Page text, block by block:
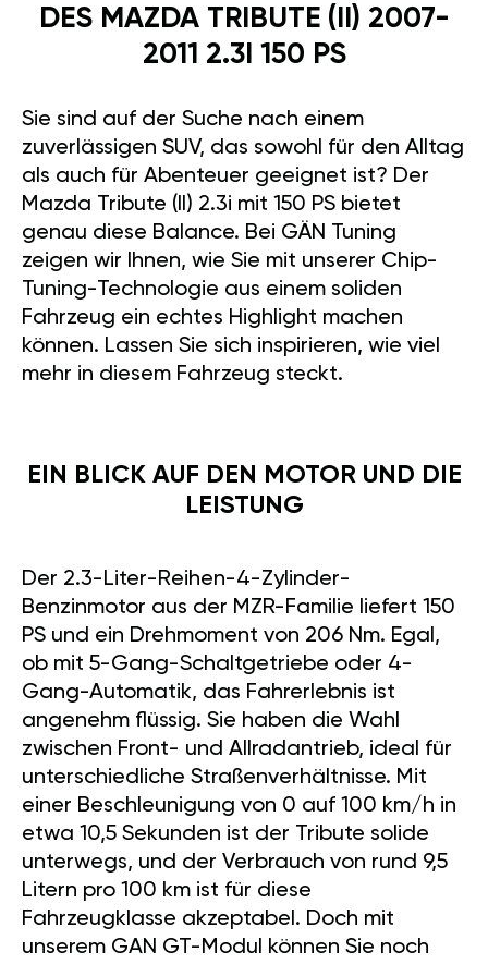
DES MAZDA TRIBUTE (II) 2007-
2011 2.3I 150 PS
Sie sind auf der Suche nach einem
zuverlässigen SUV, das sowohl für den Alltag
als auch für Abenteuer geeignet ist? Der
Mazda Tribute (II) 2.3i mit 150 PS bietet
genau diese Balance. Bei GÄN Tuning
zeigen wir Ihnen, wie Sie mit unserer Chip-
Tuning-Technologie aus einem soliden
Fahrzeug ein echtes Highlight machen
können. Lassen Sie sich inspirieren, wie viel
mehr in diesem Fahrzeug steckt.
EIN BLICK AUF DEN MOTOR UND DIE
LEISTUNG
Der 2.3-Liter-Reihen-4-Zylinder-
Benzinmotor aus der MZR-Familie liefert 150
PS und ein Drehmoment von 206 Nm. Egal,
ob mit 5-Gang-Schaltgetriebe oder 4-
Gang-Automatik, das Fahrerlebnis ist
angenehm flüssig. Sie haben die Wahl
zwischen Front- und Allradantrieb, ideal für
unterschiedliche Straßenverhältnisse. Mit
einer Beschleunigung von 0 auf 100 km/h in
etwa 10,5 Sekunden ist der Tribute solide
unterwegs, und der Verbrauch von rund 9,5
Litern pro 100 km ist für diese
Fahrzeugklasse akzeptabel. Doch mit
unserem GAN GT-Modul können Sie noch